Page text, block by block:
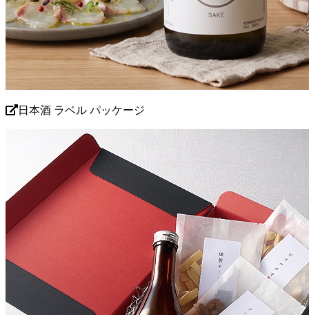
日本酒 ラベル パッケージ